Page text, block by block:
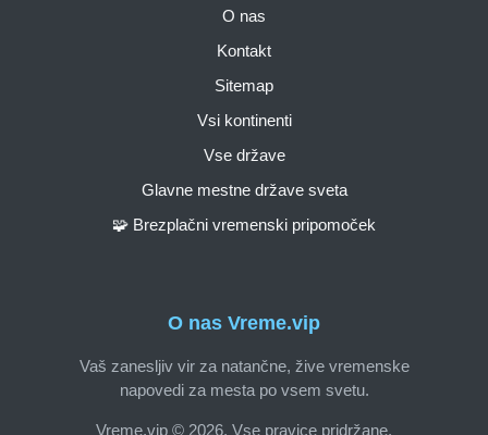
O nas Vreme.vip
Vaš zanesljiv vir za natančne, žive vremenske
napovedi za mesta po vsem svetu.
Vreme.vip © 2026. Vse pravice pridržane.
O nas
Kontakt
Sitemap
Vsi kontinenti
Vse države
Glavne mestne države sveta
🧩 Brezplačni vremenski pripomoček